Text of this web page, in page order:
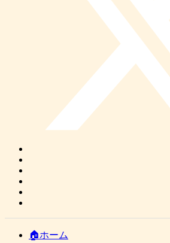
🏠ホーム